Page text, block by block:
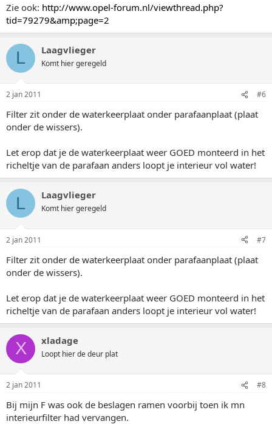
Zie ook: http://www.opel-forum.nl/viewthread.php?
tid=79279&amp;page=2
L Laagvlieger
Komt hier geregeld
2 jan 2011 #6
Filter zit onder de waterkeerplaat onder parafaanplaat (plaat
onder de wissers).
Let erop dat je de waterkeerplaat weer GOED monteerd in het
richeltje van de parafaan anders loopt je interieur vol water!
L Laagvlieger
Komt hier geregeld
2 jan 2011 #7
Filter zit onder de waterkeerplaat onder parafaanplaat (plaat
onder de wissers).
Let erop dat je de waterkeerplaat weer GOED monteerd in het
richeltje van de parafaan anders loopt je interieur vol water!
X xladage
Loopt hier de deur plat
2 jan 2011 #8
Bij mijn F was ook de beslagen ramen voorbij toen ik mn
interieurfilter had vervangen.